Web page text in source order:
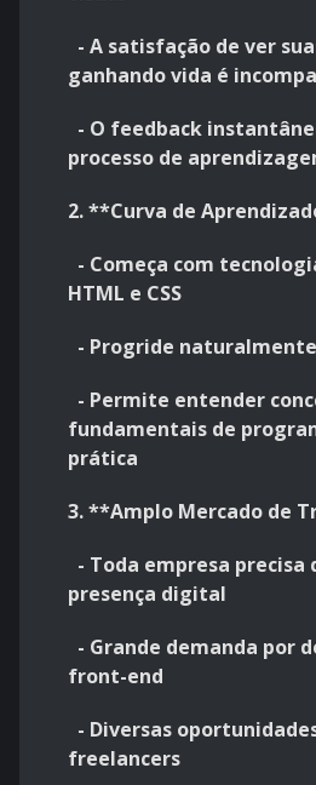
- A satisfação de ver
ganhando vida é
- O feedback
processo de
2. **Curva de
- Começa com
HTML e CSS
- Progride
- Permite entender
fundamentais de
prática
3. **Amplo Mercado de
- Toda empresa precisa
presença digital
- Grande demanda por
front-end
- Diversas
freelancers